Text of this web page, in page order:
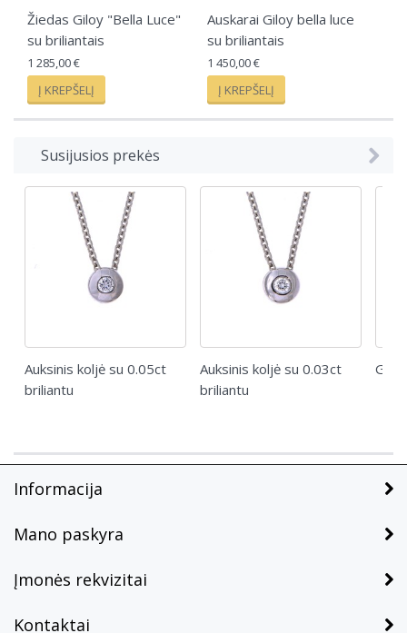
Žiedas Giloy "Bella Luce"
su briliantais
1 285,00 €
Į KREPŠELĮ
Auskarai Giloy bella luce
su briliantais
1 450,00 €
Į KREPŠELĮ
Susijusios prekės
Auksinis koljė su 0.05ct
briliantu
Auksinis koljė su 0.03ct
briliantu
Informacija
Mano paskyra
Įmonės rekvizitai
Kontaktai